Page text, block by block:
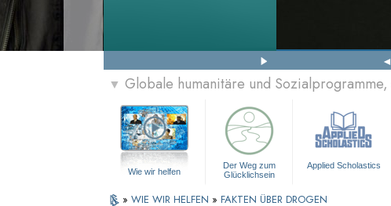
▼ Globale humanitäre und Sozialprogramme,
Wie wir helfen
Der Weg zum
Glücklichsein
Applied Scholastics
» WIE WIR HELFEN » FAKTEN ÜBER DROGEN